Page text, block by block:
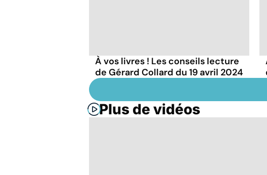
À vos livres ! Les conseils lecture
de Gérard Collard du 19 avril 2024
Plus de vidéos